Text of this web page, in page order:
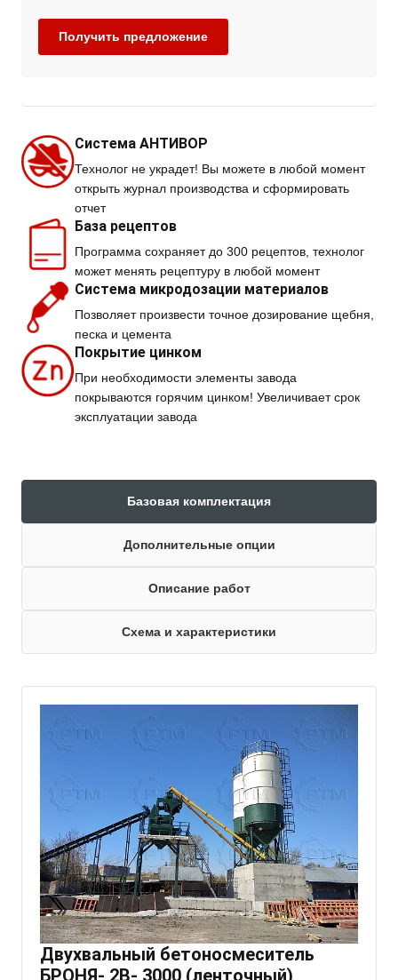
Система АНТИВОР
Технолог не украдет! Вы можете в любой момент
открыть журнал производства и сформировать
отчет
База рецептов
Программа сохраняет до 300 рецептов, технолог
может менять рецептуру в любой момент
Система микродозации материалов
Позволяет произвести точное дозирование щебня,
песка и цемента
Покрытие цинком
При необходимости элементы завода
покрываются горячим цинком! Увеличивает срок
эксплуатации завода
Базовая комплектация
Дополнительные опции
Описание работ
Схема и характеристики
Двухвальный бетоносмеситель
БРОНЯ- 2В- 3000 (ленточный)